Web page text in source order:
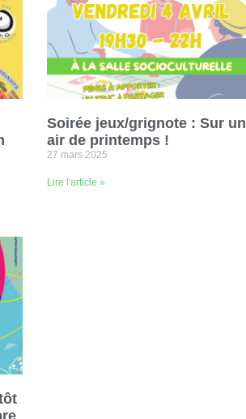
Soirée jeux/grignote : Sur un
air de printemps !
27 mars 2025
Lire l'article »